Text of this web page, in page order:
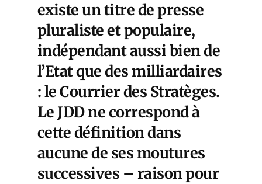
existe un titre de presse
pluraliste et populaire,
indépendant aussi bien de
l’Etat que des milliardaires
: le Courrier des Stratèges.
Le JDD ne correspond à
cette définition dans
aucune de ses moutures
successives – raison pour